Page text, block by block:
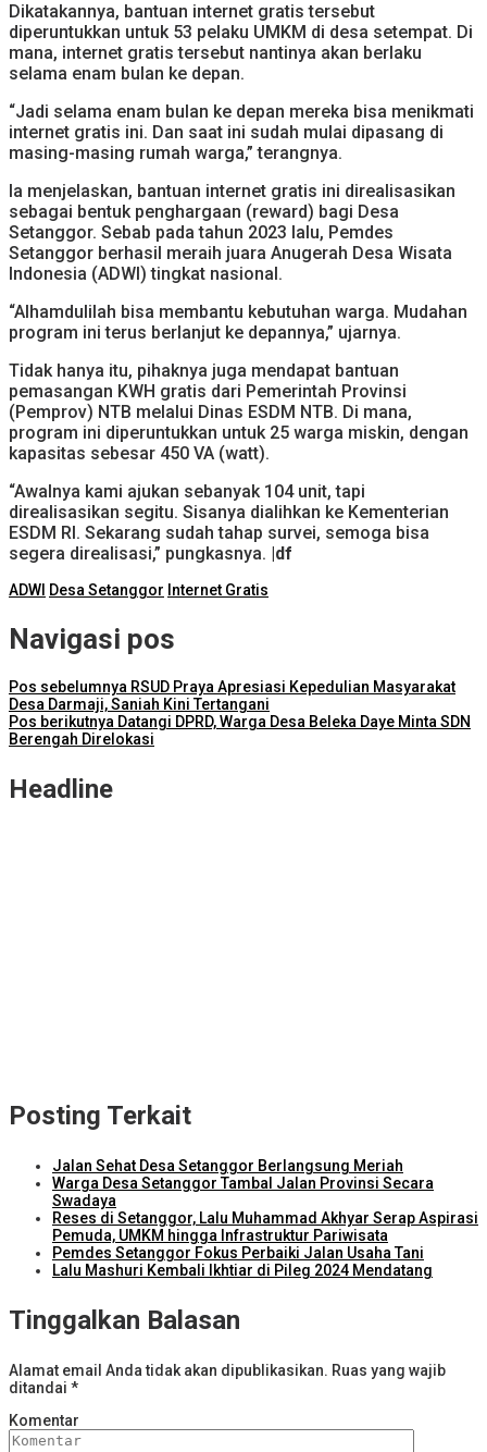
Dikatakannya, bantuan internet gratis tersebut
diperuntukkan untuk 53 pelaku UMKM di desa setempat. Di
mana, internet gratis tersebut nantinya akan berlaku
selama enam bulan ke depan.
“Jadi selama enam bulan ke depan mereka bisa menikmati
internet gratis ini. Dan saat ini sudah mulai dipasang di
masing-masing rumah warga,” terangnya.
Ia menjelaskan, bantuan internet gratis ini direalisasikan
sebagai bentuk penghargaan (reward) bagi Desa
Setanggor. Sebab pada tahun 2023 lalu, Pemdes
Setanggor berhasil meraih juara Anugerah Desa Wisata
Indonesia (ADWI) tingkat nasional.
“Alhamdulilah bisa membantu kebutuhan warga. Mudahan
program ini terus berlanjut ke depannya,” ujarnya.
Tidak hanya itu, pihaknya juga mendapat bantuan
pemasangan KWH gratis dari Pemerintah Provinsi
(Pemprov) NTB melalui Dinas ESDM NTB. Di mana,
program ini diperuntukkan untuk 25 warga miskin, dengan
kapasitas sebesar 450 VA (watt).
“Awalnya kami ajukan sebanyak 104 unit, tapi
direalisasikan segitu. Sisanya dialihkan ke Kementerian
ESDM RI. Sekarang sudah tahap survei, semoga bisa
segera direalisasi,” pungkasnya. |df
ADWI Desa Setanggor Internet Gratis
Navigasi pos
Pos sebelumnya RSUD Praya Apresiasi Kepedulian Masyarakat
Desa Darmaji, Saniah Kini Tertangani
Pos berikutnya Datangi DPRD, Warga Desa Beleka Daye Minta SDN
Berengah Direlokasi
Headline
Posting Terkait
Jalan Sehat Desa Setanggor Berlangsung Meriah
Warga Desa Setanggor Tambal Jalan Provinsi Secara
Swadaya
Reses di Setanggor, Lalu Muhammad Akhyar Serap Aspirasi
Pemuda, UMKM hingga Infrastruktur Pariwisata
Pemdes Setanggor Fokus Perbaiki Jalan Usaha Tani
Lalu Mashuri Kembali Ikhtiar di Pileg 2024 Mendatang
Tinggalkan Balasan
Alamat email Anda tidak akan dipublikasikan. Ruas yang wajib
ditandai *
Komentar